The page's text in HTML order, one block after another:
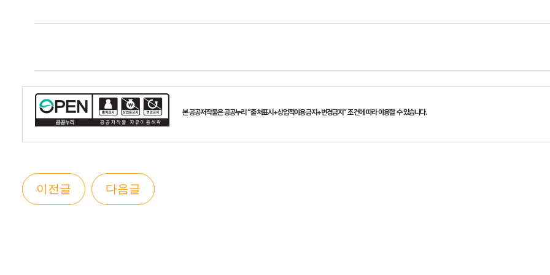
본 공공저작물은 공공누리 “출처표시+상업적이용금지+변경금지” 조건에 따라 이용할 수 있습니다.
이전글 다음글